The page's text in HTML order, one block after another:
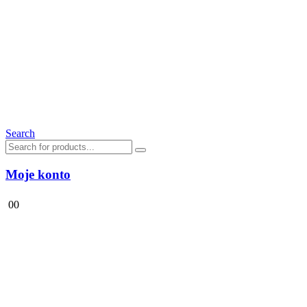
Search
Moje konto
00